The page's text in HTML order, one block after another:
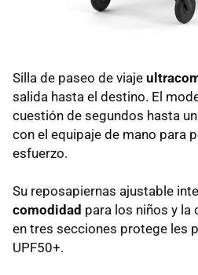
Silla de paseo de viaje
salida hasta el destino. El
cuestión de segundos hasta
con el equipaje de mano para
esfuerzo.
Su reposapiernas ajustable
comodidad para los niños y la
en tres secciones protege les
UPF50+.